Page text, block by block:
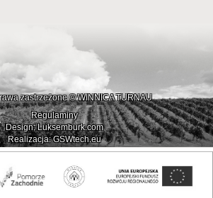
zastrzeżone © WINNICA TURNAU
Regulaminy
Design: Luksemburk.com
Realizacja: GSWtech.eu